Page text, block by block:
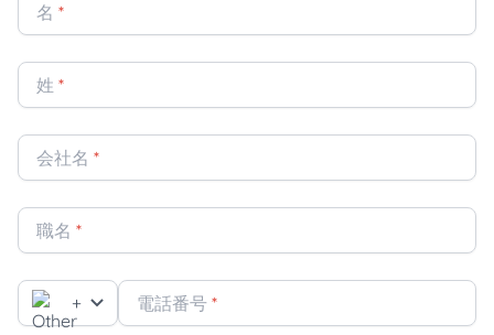
名 *
姓 *
会社名 *
職名 *
+ 電話番号 *